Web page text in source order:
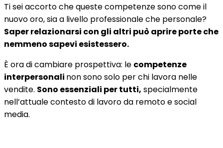
Ti sei accorto che queste competenze sono come il
nuovo oro, sia a livello professionale che personale?
Saper relazionarsi con gli altri può aprire porte che
nemmeno sapevi esistessero.
È ora di cambiare prospettiva: le competenze
interpersonali non sono solo per chi lavora nelle
vendite. Sono essenziali per tutti, specialmente
nell’attuale contesto di lavoro da remoto e social
media.